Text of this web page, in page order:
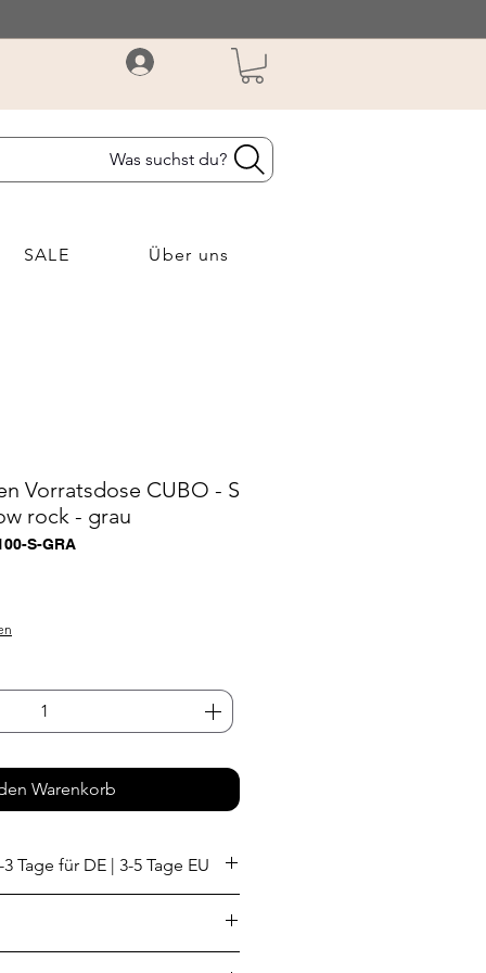
Was suchst du?
SALE Über uns
Vorratsdose CUBO - S
rock - grau
S-GRA
Warenkorb
Tage für DE | 3-5 Tage EU